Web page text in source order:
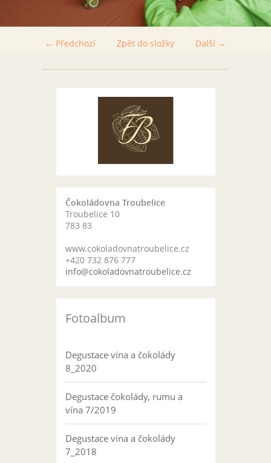
← Předchozí Další →
Zpět do složky
Čokoládovna Troubelice
Troubelice 10
783 83
www.cokoladovnatroubelice.cz
+420 732 876 777
info@cokoladovnatroubelice.cz
Fotoalbum
Degustace vína a čokolády
8_2020
Degustace čokolády, rumu a
vína 7/2019
Degustace vína a čokolády
7_2018